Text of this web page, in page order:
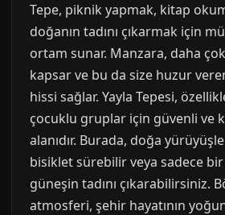
Tepe, piknik yapmak, kitap
doğanın tadını çıkarmak için
ortam sunar. Manzara, daha
kapsar ve bu da size huzur
hissi sağlar. Yayla Tepesi,
çocuklu gruplar için güvenli ve
alanıdır. Burada, doğa
bisiklet sürebilir veya sadece
güneşin tadını çıkarabilirsiniz.
atmosferi, şehir hayatının